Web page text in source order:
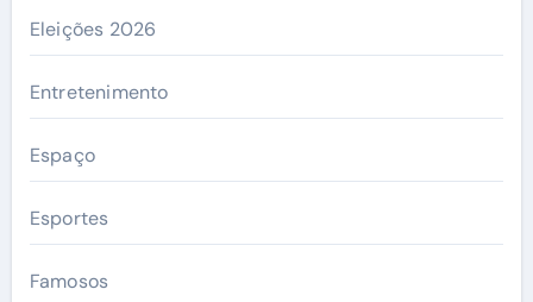
Eleições 2026
Entretenimento
Espaço
Esportes
Famosos